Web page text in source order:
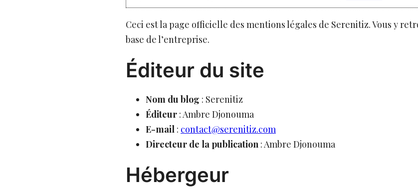
Ceci est la page officielle des mentions légales de Serenitiz. Vous y
base de l’entreprise.
Éditeur du site
Nom du blog : Serenitiz
Éditeur : Ambre Djonouma
E-mail : contact@serenitiz.com
Directeur de la publication : Ambre Djonouma
Hébergeur